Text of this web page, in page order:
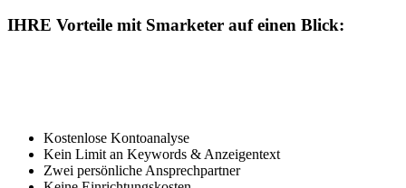
IHRE Vorteile mit Smarketer auf einen Blick:
Kostenlose Kontoanalyse
Kein Limit an Keywords & Anzeigentext
Zwei persönliche Ansprechpartner